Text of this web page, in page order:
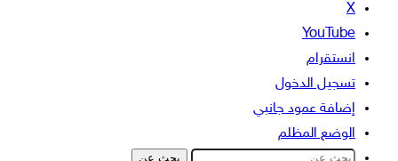
‫X
‫YouTube
انستقرام
تسجيل الدخول
إضافة عمود جانبي
الوضع المظلم
بحث عن